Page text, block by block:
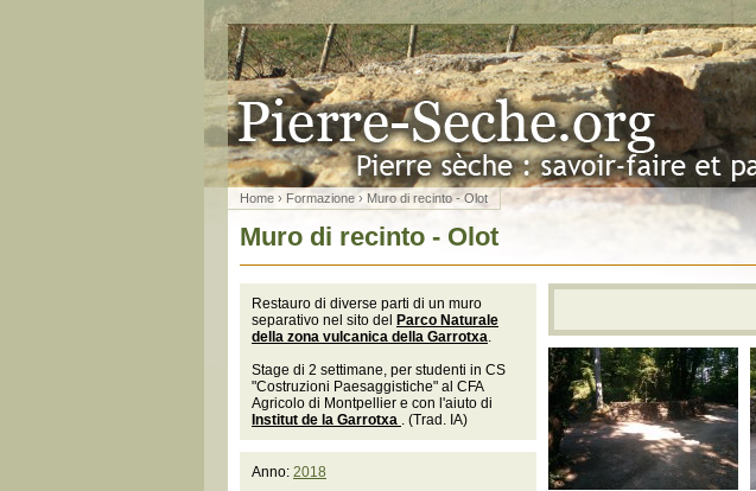
Home › Formazione› Muro di recinto - Olot
Muro di recinto - Olot
Restauro di diverse parti di un muro
separativo nel sito del
Parco Naturale
della zona vulcanica della Garrotxa.
Stage di 2 settimane, per studenti in CS
"Costruzioni Paesaggistiche" al CFA
Agricolo di Montpellier e con l'aiuto di
Institut de la Garrotxa . (Trad. IA)
Anno: 2018